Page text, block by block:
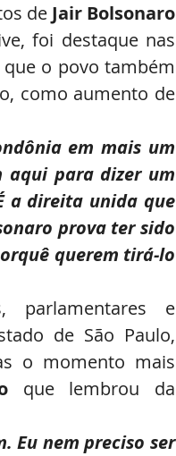
de Jair Bolsonaro
foi destaque nas
o povo também
como aumento de
em mais um
aqui para dizer um
a direita unida que
prova ter sido
querem tirá-lo
parlamentares e
de São Paulo,
o momento mais
que lembrou da
Eu nem preciso ser